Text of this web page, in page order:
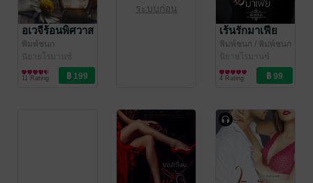
อเวจีร้อนพิศวาส
พิมพ์ชนก
นิยายโรมานซ์
11 Rating
ระบบก่อน
เร้นรักมาเฟีย
พิมพ์ชนก / พิมพ์ชนก
นิยายโรมานซ์
4 Rating